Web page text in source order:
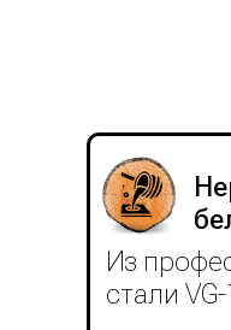
Из
стали